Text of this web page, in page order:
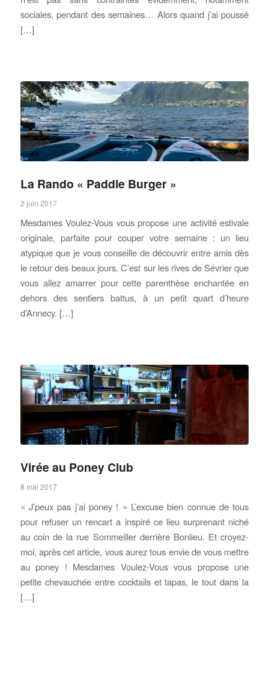
sociales, pendant des semaines… Alors quand j’ai poussé
[…]
La Rando « Paddle Burger »
2 juin 2017
Mesdames Voulez-Vous vous propose une activité estivale
originale, parfaite pour couper votre semaine : un lieu
atypique que je vous conseille de découvrir entre amis dès
le retour des beaux jours. C’est sur les rives de Sévrier que
vous allez amarrer pour cette parenthèse enchantée en
dehors des sentiers battus, à un petit quart d’heure
d’Annecy. […]
Virée au Poney Club
8 mai 2017
« J’peux pas j’ai poney ! » L’excuse bien connue de tous
pour refuser un rencart a inspiré ce lieu surprenant niché
au coin de la rue Sommeiller derrière Bonlieu. Et croyez-
moi, après cet article, vous aurez tous envie de vous mettre
au poney ! Mesdames Voulez-Vous vous propose une
petite chevauchée entre cocktails et tapas, le tout dans la
[…]